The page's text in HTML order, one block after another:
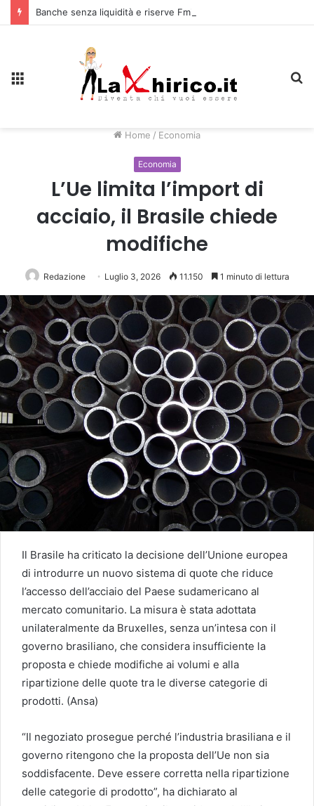
Home / Economia
Economia
L’Ue limita l’import di
acciaio, il Brasile chiede
modifiche
Redazione Luglio 3, 2026 11.150 1 minuto di lettura
Il Brasile ha criticato la decisione dell’Unione europea
di introdurre un nuovo sistema di quote che riduce
l’accesso dell’acciaio del Paese sudamericano al
mercato comunitario. La misura è stata adottata
unilateralmente da Bruxelles, senza un’intesa con il
governo brasiliano, che considera insufficiente la
proposta e chiede modifiche ai volumi e alla
ripartizione delle quote tra le diverse categorie di
prodotti. (Ansa)
“Il negoziato prosegue perché l’industria brasiliana e il
governo ritengono che la proposta dell’Ue non sia
soddisfacente. Deve essere corretta nella ripartizione
delle categorie di prodotto”, ha dichiarato al